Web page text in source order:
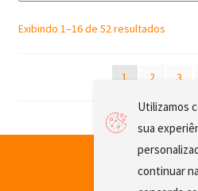
Exibindo 1–16 de 52 resultadosSorted
1
2 3
Utilizamos
sua
continuar